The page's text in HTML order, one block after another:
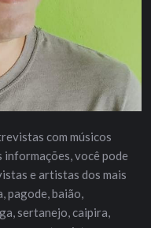
com músicos
informações, você pode
e artistas dos mais
pagode, baião,
sertanejo, caipira,